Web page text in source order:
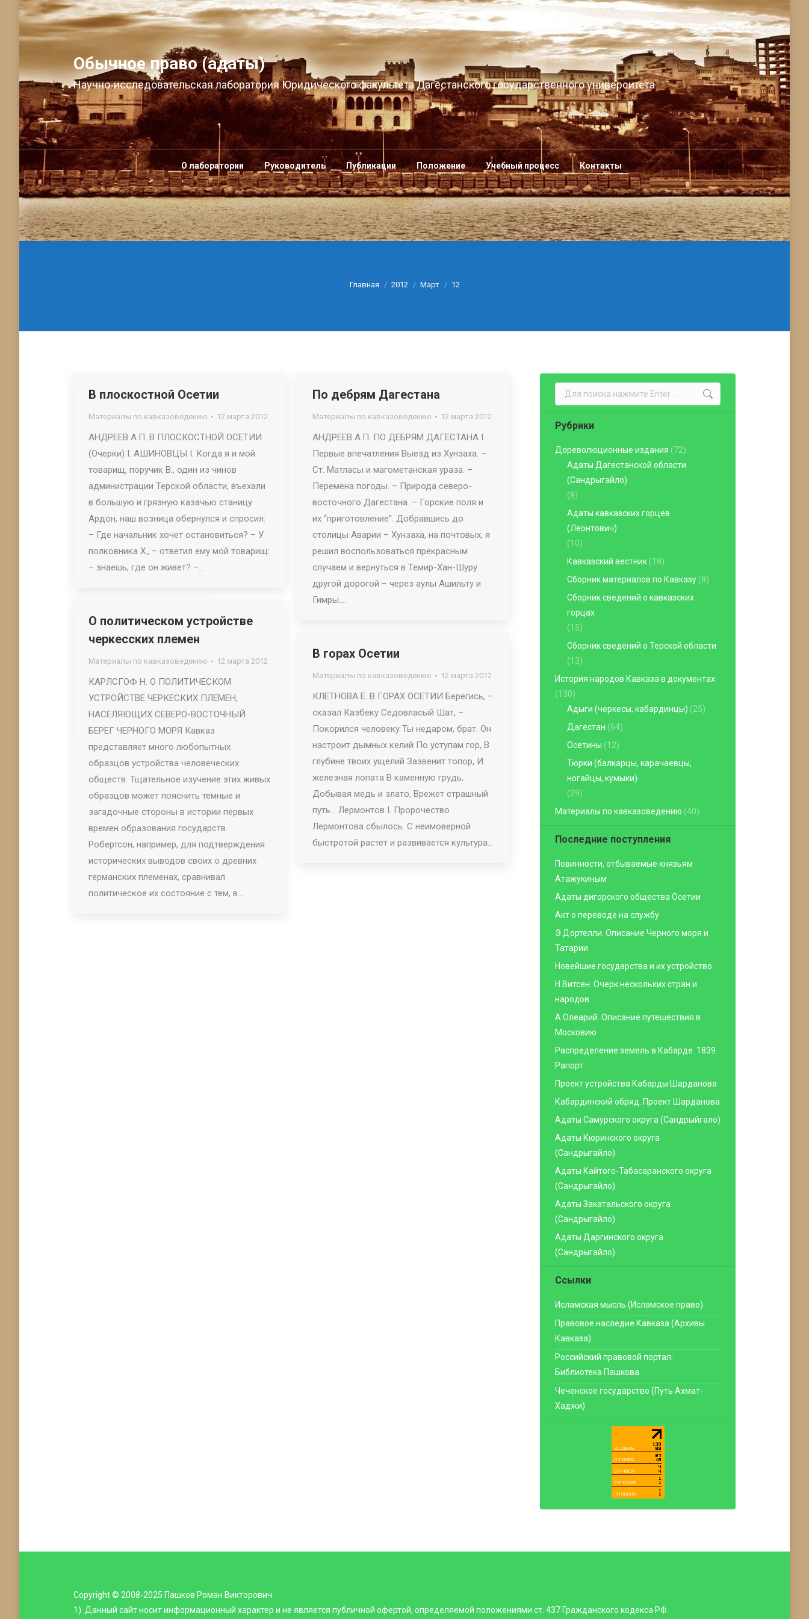
Обычное право (адаты)
Научно-исследовательская лаборатория Юридического факультета Дагестанского государственного университета
О лаборатории Руководитель Публикации Положение Учебный процесс Контакты
Вы здесь:
Главная 2012 Март 12
В плоскостной Осетии
Материалы по кавказоведению 12 марта 2012
АНДРЕЕВ А.П. В ПЛОСКОСТНОЙ ОСЕТИИ
(Очерки) I. АШИНОВЦЫ I. Когда я и мой
товарищ, поручик В., один из чинов
администрации Терской области, въехали
в большую и грязную казачью станицу
Ардон, наш возница обернулся и спросил:
– Где начальник хочет остановиться? – У
полковника X., – ответил ему мой товарищ:
– знаешь, где он живет? –…
По дебрям Дагестана
Материалы по кавказоведению 12 марта 2012
АНДРЕЕВ А.П. ПО ДЕБРЯМ ДАГЕСТАНА I.
Первые впечатления Выезд из Хунзаха. –
Ст. Матласы и магометанская ураза. –
Перемена погоды. – Природа северо-
восточного Дагестана. – Горские поля и
их “приготовление”. Добравшись до
столицы Аварии – Хунзаха, на почтовых, я
решил воспользоваться прекрасным
случаем и вернуться в Темир-Хан-Шуру
другой дорогой – через аулы Ашильту и
Гимры.…
О политическом устройстве
черкесских племен
Материалы по кавказоведению 12 марта 2012
КАРЛСГОФ Н. О ПОЛИТИЧЕСКОМ
УСТРОЙСТВЕ ЧЕРКЕСКИХ ПЛЕМЕН,
НАСЕЛЯЮЩИХ СЕВЕРО-ВОСТОЧНЫЙ
БЕРЕГ ЧЕРНОГО МОРЯ Кавказ
представляет много любопытных
образцов устройства человеческих
обществ. Тщательное изучение этих живых
образцов может пояснить темные и
загадочные стороны в истории первых
времен образования государств.
Робертсон, например, для подтверждения
исторических выводов своих о древних
германских племенах, сравнивал
политическое их состояние с тем, в…
В горах Осетии
Материалы по кавказоведению 12 марта 2012
КЛЕТНОВА Е. В ГОРАХ ОСЕТИИ Берегись, –
сказал Казбеку Седовласый Шат, –
Покорился человеку Ты недаром, брат. Он
настроит дымных келий По уступам гор, В
глубине твоих ущелий Зазвенит топор, И
железная лопата В каменную грудь,
Добывая медь и злато, Врежет страшный
путь… Лермонтов I. Пророчество
Лермонтова сбылось. С неимоверной
быстротой растет и развивается культура…
Поиск:
Рубрики
Дореволюционные издания (72)
Адаты Дагестанской области
(Сандрыгайло)
(8)
Адаты кавказских горцев
(Леонтович)
(10)
Кавказский вестник (18)
Сборник материалов по Кавказу (8)
Сборник сведений о кавказских
горцах
(15)
Сборник сведений о Терской области
(13)
История народов Кавказа в документах
(130)
Адыги (черкесы, кабардинцы) (25)
Дагестан (64)
Осетины (12)
Тюрки (балкарцы, карачаевцы,
ногайцы, кумыки)
(29)
Материалы по кавказоведению (40)
Последние поступления
Повинности, отбываемые князьям
Атажукиным
Адаты дигорского общества Осетии
Акт о переводе на службу
Э.Дортелли. Описание Черного моря и
Татарии
Новейшие государства и их устройство
Н.Витсен. Очерк нескольких стран и
народов
А.Олеарий. Описание путешествия в
Московию
Распределение земель в Кабарде. 1839.
Рапорт
Проект устройства Кабарды Шарданова
Кабардинский обряд. Проект Шарданова
Адаты Самурского округа (Сандрыйгало)
Адаты Кюринского округа
(Сандрыгайло)
Адаты Кайтого-Табасаранского округа
(Сандрыгайло)
Адаты Закатальского округа
(Сандрыгайло)
Адаты Даргинского округа
(Сандрыгайло)
Ссылки
Исламская мысль (Исламское право)
Правовое наследие Кавказа (Архивы
Кавказа)
Российский правовой портал:
Библиотека Пашкова
Чеченское государство (Путь Ахмат-
Хаджи)
Copyright © 2008-2025 Пашков Роман Викторович
1). Данный сайт носит информационный характер и не является публичной офертой, определяемой положениями ст. 437 Гражданского кодекса РФ.